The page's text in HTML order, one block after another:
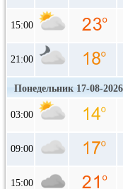
15:00
21:00
Понедельник 17-08-2026
03:00
09:00
15:00